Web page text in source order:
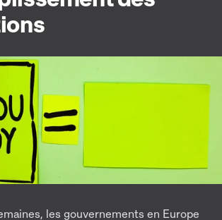
les gouvernements en Europe